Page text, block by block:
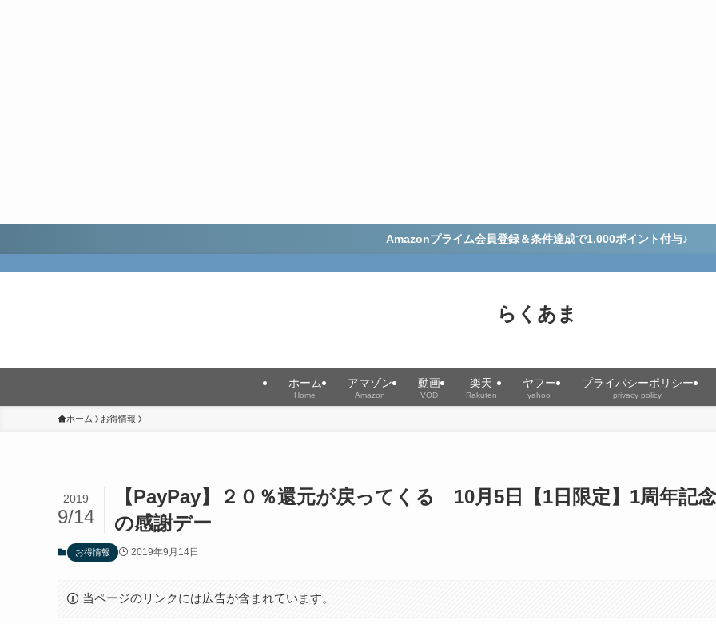
Amazonプライム会員登録＆条件達成で1,000ポイント付与♪
らくあま
ホーム
Home
アマゾン
Amazon
動画
VOD
楽天
Rakuten
ヤフー
yahoo
プライバシーポリシー
privacy policy
ホーム お得情報
【PayPay】２０％還元が戻ってくる 10月5日【1日限定】1周年記念
の感謝デー
2019
9/14
お得情報 2019年9月14日
当ページのリンクには広告が含まれています。